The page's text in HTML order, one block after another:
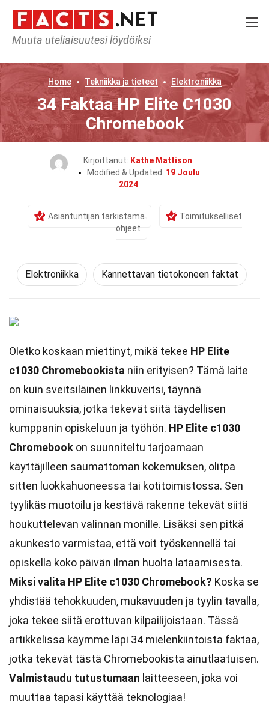
Muuta uteliaisuutesi löydöiksi
Home Tekniikka ja tieteet Elektroniikka
34 Faktaa HP Elite C1030
Chromebook
Kirjoittanut: Kathe Mattison
Modified & Updated: 19 Joulu
2024
Asiantuntijan tarkistama
Toimitukselliset
ohjeet
Elektroniikka Kannettavan tietokoneen faktat
Oletko koskaan miettinyt, mikä tekee HP Elite
c1030 Chromebookista niin erityisen? Tämä laite
on kuin sveitsiläinen linkkuveitsi, täynnä
ominaisuuksia, jotka tekevät siitä täydellisen
kumppanin opiskeluun ja työhön. HP Elite c1030
Chromebook on suunniteltu tarjoamaan
käyttäjilleen saumattoman kokemuksen, olitpa
sitten luokkahuoneessa tai kotitoimistossa. Sen
tyylikäs muotoilu ja kestävä rakenne tekevät siitä
houkuttelevan valinnan monille. Lisäksi sen pitkä
akunkesto varmistaa, että voit työskennellä tai
opiskella koko päivän ilman huolta lataamisesta.
Miksi valita HP Elite c1030 Chromebook? Koska se
yhdistää tehokkuuden, mukavuuden ja tyylin tavalla,
joka tekee siitä erottuvan kilpailijoistaan. Tässä
artikkelissa käymme läpi 34 mielenkiintoista faktaa,
jotka tekevät tästä Chromebookista ainutlaatuisen.
Valmistaudu tutustumaan laitteeseen, joka voi
muuttaa tapasi käyttää teknologiaa!